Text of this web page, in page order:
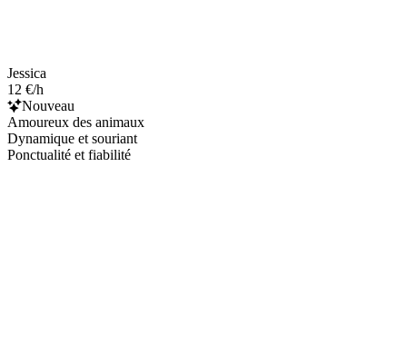
Jessica
12 €/h
Nouveau
Amoureux des animaux
Dynamique et souriant
Ponctualité et fiabilité